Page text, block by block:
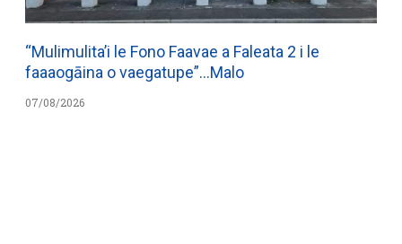
“Mulimulita’i le Fono Faavae a Faleata 2 i le
faaaogāina o vaegatupe”…Malo
07/08/2026